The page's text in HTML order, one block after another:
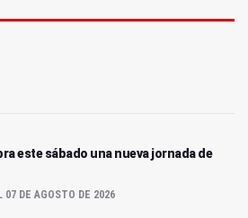
este sábado una nueva jornada de
07 DE AGOSTO DE 2026